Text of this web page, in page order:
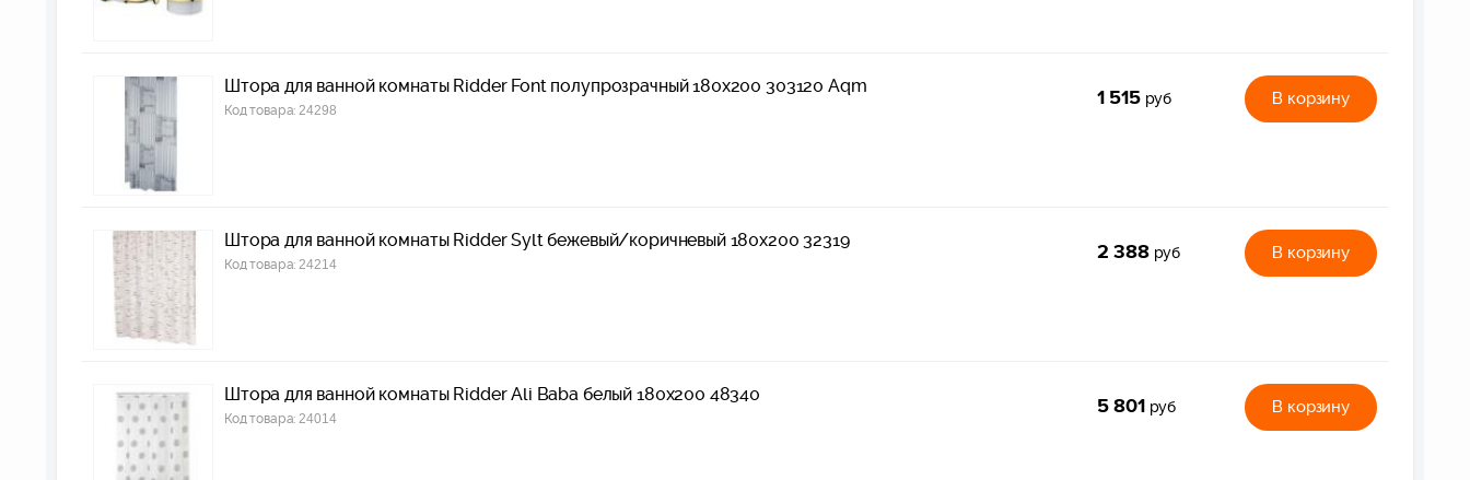
Штора для ванной комнаты Ridder Font полупрозрачный 180x200 303120 Aqm
Код товара: 24298 1 515 руб В корзину
Штора для ванной комнаты Ridder Sylt бежевый/коричневый 180x200 32319
Код товара: 24214 2 388 руб В корзину
Штора для ванной комнаты Ridder Ali Baba белый 180x200 48340
Код товара: 24014 5 801 руб В корзину